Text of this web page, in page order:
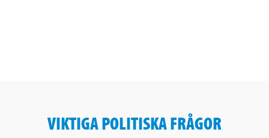
VIKTIGA POLITISKA FRÅGOR